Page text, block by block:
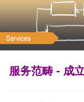
服务范畴 - 成